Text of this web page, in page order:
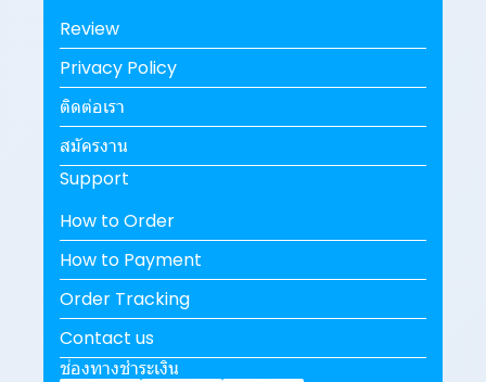
Review
Privacy Policy
ติดต่อเรา
สมัครงาน
Support
How to Order
How to Payment
Order Tracking
Contact us
ช่องทางชำระเงิน